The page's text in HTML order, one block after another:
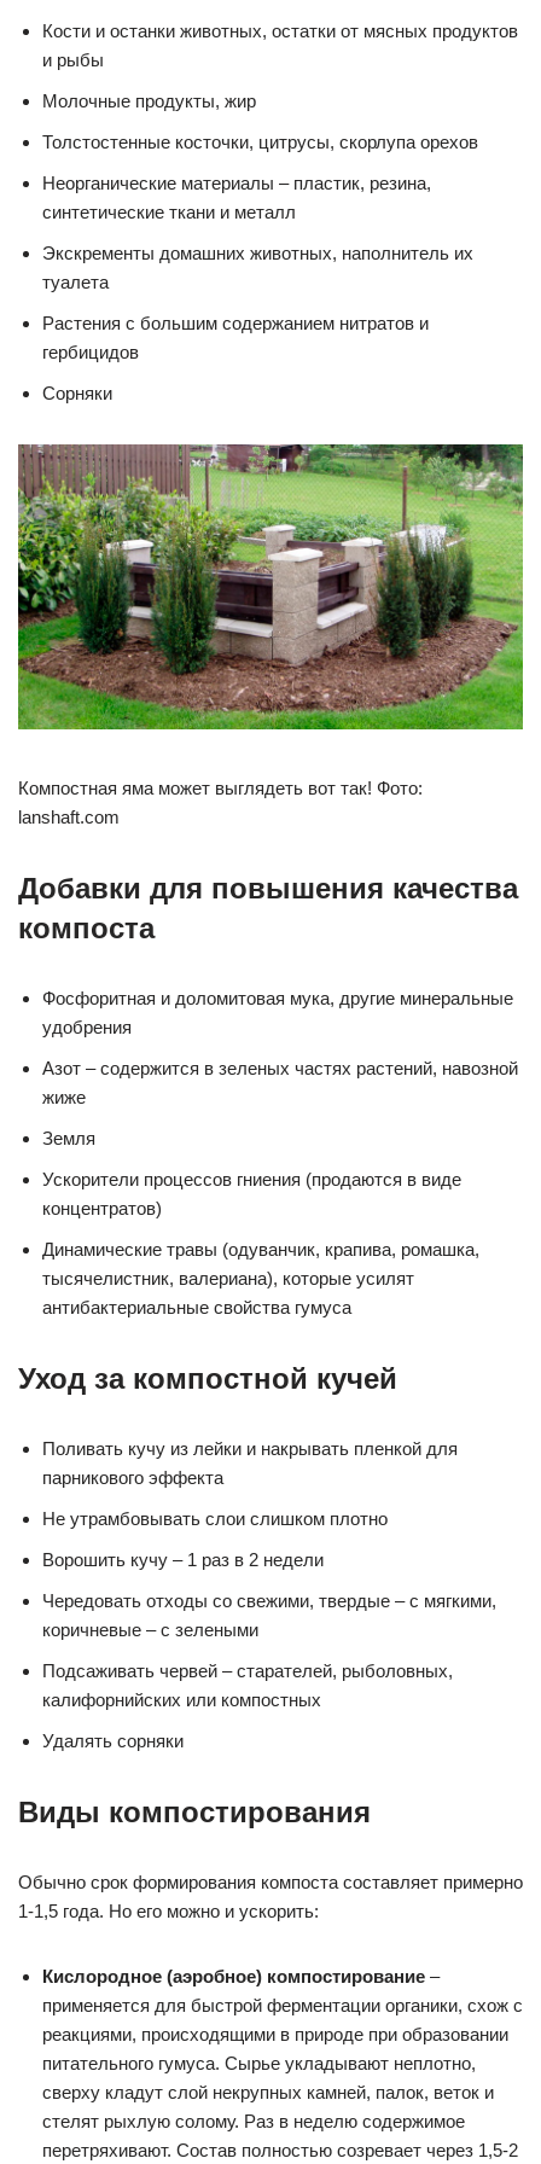
Кости и останки животных, остатки от мясных продуктов
и рыбы
Молочные продукты, жир
Толстостенные косточки, цитрусы, скорлупа орехов
Неорганические материалы – пластик, резина,
синтетические ткани и металл
Экскременты домашних животных, наполнитель их
туалета
Растения с большим содержанием нитратов и
гербицидов
Сорняки
Компостная яма может выглядеть вот так! Фото:
lanshaft.com
Добавки для повышения качества
компоста
Фосфоритная и доломитовая мука, другие минеральные
удобрения
Азот – содержится в зеленых частях растений, навозной
жиже
Земля
Ускорители процессов гниения (продаются в виде
концентратов)
Динамические травы (одуванчик, крапива, ромашка,
тысячелистник, валериана), которые усилят
антибактериальные свойства гумуса
Уход за компостной кучей
Поливать кучу из лейки и накрывать пленкой для
парникового эффекта
Не утрамбовывать слои слишком плотно
Ворошить кучу – 1 раз в 2 недели
Чередовать отходы со свежими, твердые – с мягкими,
коричневые – с зелеными
Подсаживать червей – старателей, рыболовных,
калифорнийских или компостных
Удалять сорняки
Виды компостирования
Обычно срок формирования компоста составляет примерно
1-1,5 года. Но его можно и ускорить:
Кислородное (аэробное) компостирование –
применяется для быстрой ферментации органики, схож с
реакциями, происходящими в природе при образовании
питательного гумуса. Сырье укладывают неплотно,
сверху кладут слой некрупных камней, палок, веток и
стелят рыхлую солому. Раз в неделю содержимое
перетряхивают. Состав полностью созревает через 1,5-2